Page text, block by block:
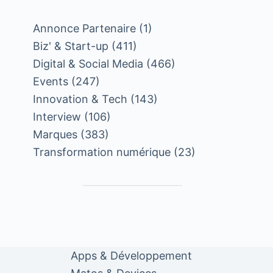
Annonce Partenaire (1)
Biz' & Start-up (411)
Digital & Social Media (466)
Events (247)
Innovation & Tech (143)
Interview (106)
Marques (383)
Transformation numérique (23)
Apps & Développement